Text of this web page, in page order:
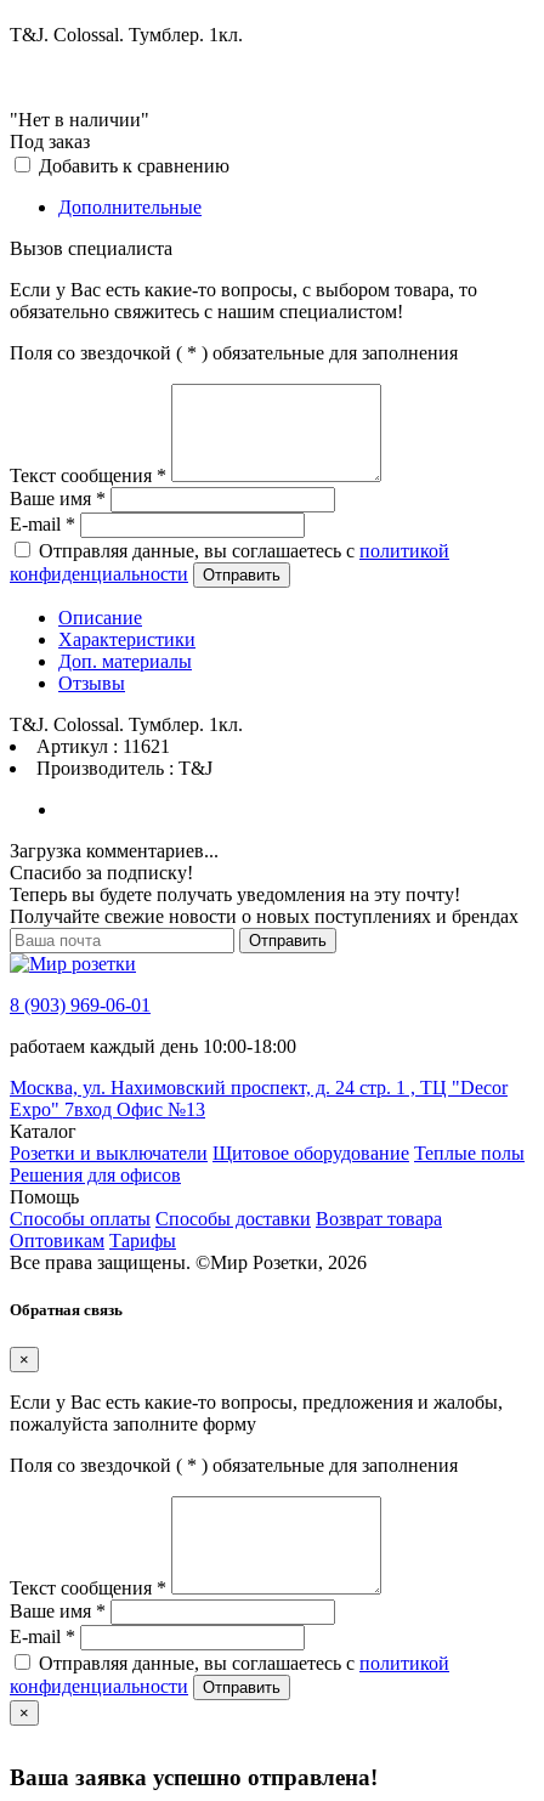
T&J. Colossal. Тумблер. 1кл.
"Нет в наличии"
Под заказ
Добавить к сравнению
Дополнительные
Вызов специалиста
Если у Вас есть какие-то вопросы, с выбором товара, то
обязательно свяжитесь с нашим специалистом!
Поля со звездочкой ( * ) обязательные для заполнения
Текст сообщения *
Ваше имя *
E-mail *
Отправляя данные, вы соглашаетесь с политикой
конфиденциальности
Отправить
Описание
Характеристики
Доп. материалы
Отзывы
T&J. Colossal. Тумблер. 1кл.
Артикул : 11621
Производитель : T&J
Загрузка комментариев...
Спасибо за подписку!
Теперь вы будете получать уведомления на эту почту!
Получайте свежие новости о новых поступлениях и брендах
Отправить
8 (903) 969-06-01
работаем каждый день 10:00-18:00
Москва, ул. Нахимовский проспект, д. 24 стр. 1 , ТЦ "Decor
Expo" 7вход Офис №13
Каталог
Розетки и выключатели Щитовое оборудование Теплые полы
Решения для офисов
Помощь
Способы оплаты Способы доставки Возврат товара
Оптовикам Тарифы
Все права защищены. ©Мир Розетки, 2026
Обратная связь
×
Если у Вас есть какие-то вопросы, предложения и жалобы,
пожалуйста заполните форму
Поля со звездочкой ( * ) обязательные для заполнения
Текст сообщения *
Ваше имя *
E-mail *
Отправляя данные, вы соглашаетесь с политикой
конфиденциальности
Отправить
×
Ваша заявка успешно отправлена!